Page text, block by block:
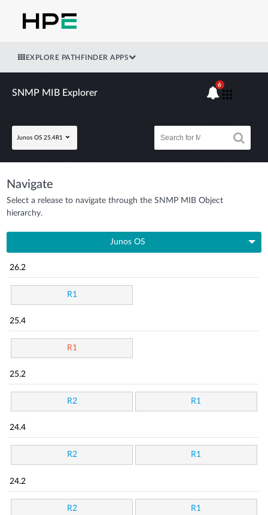
EXPLORE PATHFINDER APPS
SNMP MIB Explorer
Junos OS 25.4R1
6
Navigate
Select a release to navigate through the SNMP MIB Object
hierarchy.
Junos OS
26.2
R1
25.4
R1
25.2
R2 R1
24.4
R2 R1
24.2
R2 R1